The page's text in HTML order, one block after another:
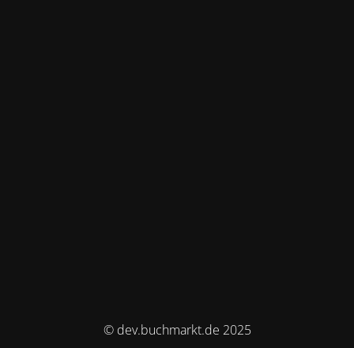
© dev.buchmarkt.de 2025